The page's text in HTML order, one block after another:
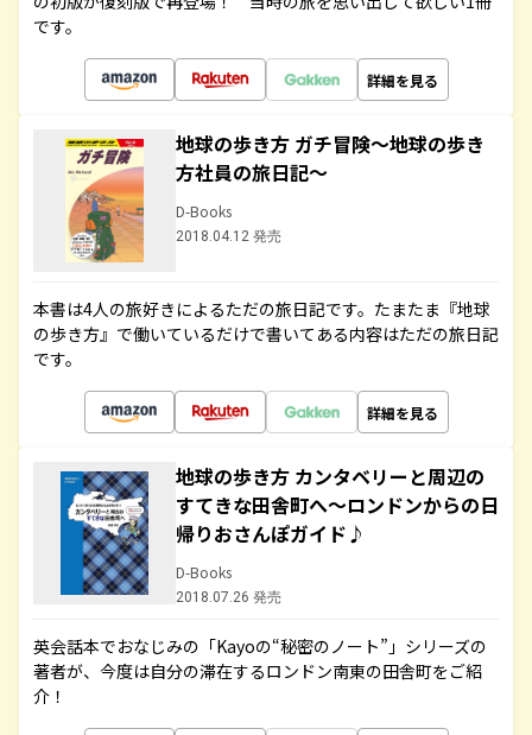
です。
詳細を見る
地球の歩き方 ガチ冒険～地球の歩き
方社員の旅日記～
D-Books
2018.04.12 発売
本書は4人の旅好きによるただの旅日記です。たまたま『地球
の歩き方』で働いているだけで書いてある内容はただの旅日記
です。
詳細を見る
地球の歩き方 カンタベリーと周辺の
すてきな田舎町へ～ロンドンからの日
帰りおさんぽガイド♪
D-Books
2018.07.26 発売
英会話本でおなじみの「Kayoの“秘密のノート”」シリーズの
著者が、今度は自分の滞在するロンドン南東の田舎町をご紹
介！